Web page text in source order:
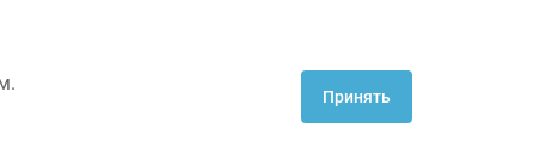
Принять